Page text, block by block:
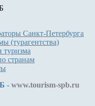
Санкт-Петербурга
(турагентства)
туризма
странам
- www.tourism-spb.ru